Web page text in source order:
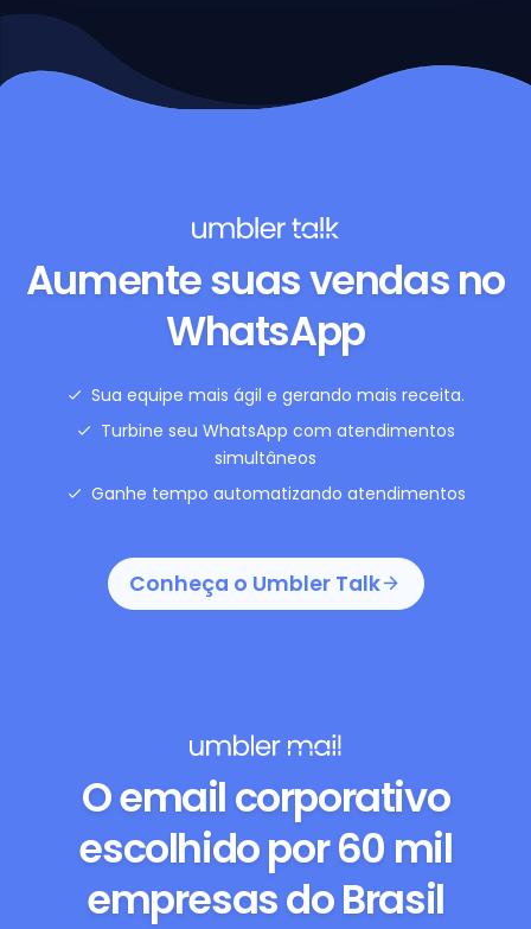
Aumente suas vendas no
WhatsApp
Sua equipe mais ágil e gerando mais receita.
Turbine seu WhatsApp com atendimentos
simultâneos
Ganhe tempo automatizando atendimentos
Conheça o Umbler Talk
O email corporativo
escolhido por 60 mil
empresas do Brasil